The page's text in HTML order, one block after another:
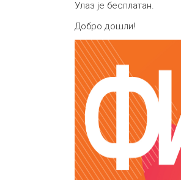
Улаз је бесплатан.
Добро дошли!